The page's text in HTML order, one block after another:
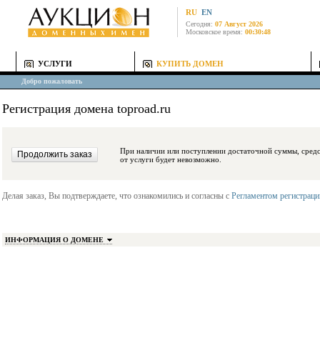
RU EN
Сегодня: 07 Август 2026
Московское время: 00:30:48
УСЛУГИ КУПИТЬ ДОМЕН
Добро пожаловать
Регистрация домена toproad.ru
При наличии или поступлении достаточной суммы, средства будут
от услуги будет невозможно.
Делая заказ, Вы подтверждаете, что ознакомились и согласны с Регламентом
ИНФОРМАЦИЯ О ДОМЕНЕ